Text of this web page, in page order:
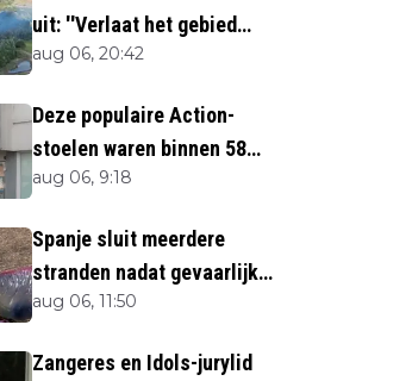
uit: ''Verlaat het gebied
direct''
aug 06, 20:42
Deze populaire Action-
stoelen waren binnen 58
minuten uitverkocht zijn
aug 06, 9:18
Spanje sluit meerdere
stranden nadat gevaarlijk
zeedier opduikt
aug 06, 11:50
Zangeres en Idols-jurylid